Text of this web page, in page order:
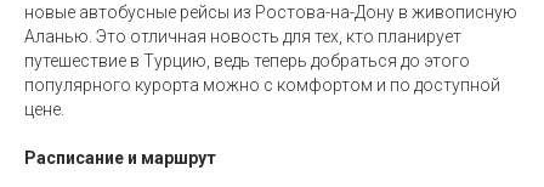
новые автобусные рейсы из Ростова-на-Дону в живописную
Аланью. Это отличная новость для тех, кто планирует
путешествие в Турцию, ведь теперь добраться до этого
популярного курорта можно с комфортом и по доступной
цене.
Расписание и маршрут